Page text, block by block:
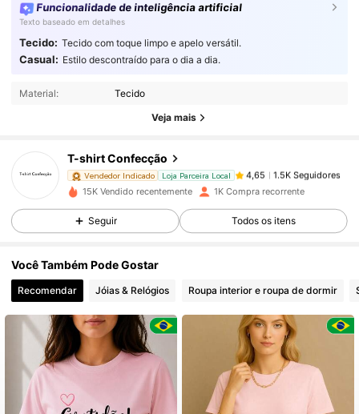
Funcionalidade de inteligência artificial
Texto baseado em detalhes
Tecido: Tecido com toque limpo e apelo versátil.
Casual: Estilo descontraído para o dia a dia.
Material: Tecido
Veja mais
T-shirt Confecção
Vendedor Indicado Loja Parceira Local
m***5pago1 dia atrás
4,65 1.5K Seguidores
4,65 1.5K Seguidores
4,65 1.5K Seguidores
15K Vendido recentemente 1K Compra recorrente
Seguir Todos os itens
Você Também Pode Gostar
Recomendar Jóias & Relógios Roupa interior e roupa de dormir